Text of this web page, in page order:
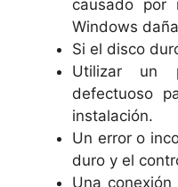
causado por
Windows
Si el disco
Utilizar un
defectuoso
instalación.
Un error o
duro y el
Una